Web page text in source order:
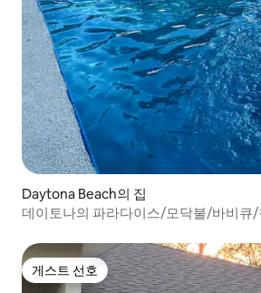
Daytona Beach의 집
데이토나의 파라다이스/모닥불/바비큐/
게스트 선호
게스트 선호